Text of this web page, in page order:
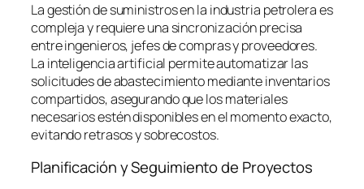
La gestión de suministros en la industria petrolera es
compleja y requiere una sincronización precisa
entre ingenieros, jefes de compras y proveedores.
La inteligencia artificial permite automatizar las
solicitudes de abastecimiento mediante inventarios
compartidos, asegurando que los materiales
necesarios estén disponibles en el momento exacto,
evitando retrasos y sobrecostos.
Planificación y Seguimiento de Proyectos